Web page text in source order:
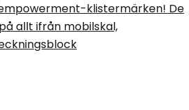
klistermärken! De
allt ifrån mobilskal,